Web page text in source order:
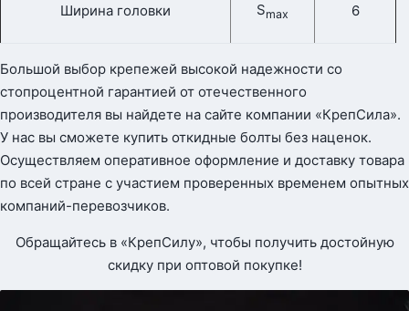
Ширина головки Smax 6
Большой выбор крепежей высокой надежности со
стопроцентной гарантией от отечественного
производителя вы найдете на сайте компании «КрепСила».
У нас вы сможете купить откидные болты без наценок.
Осуществляем оперативное оформление и доставку товара
по всей стране с участием проверенных временем опытных
компаний-перевозчиков.
Обращайтесь в «КрепСилу», чтобы получить достойную
скидку при оптовой покупке!